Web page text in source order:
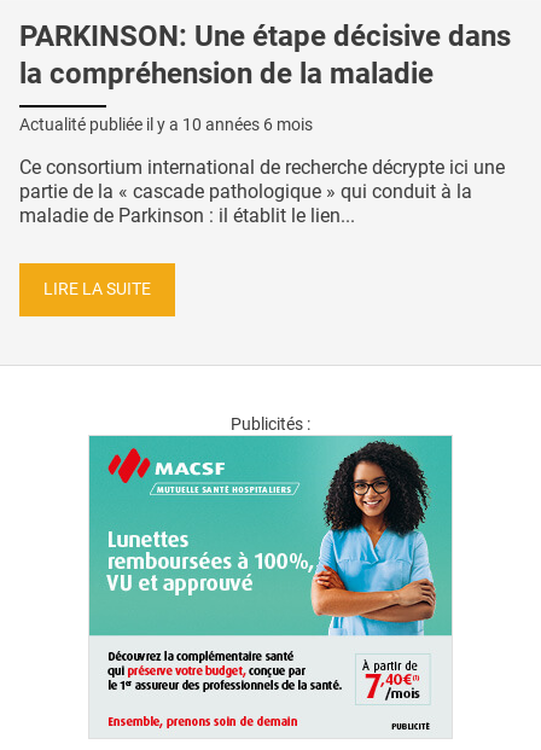
PARKINSON: Une étape décisive dans
la compréhension de la maladie
Actualité publiée il y a 10 années 6 mois
Ce consortium international de recherche décrypte ici une
partie de la « cascade pathologique » qui conduit à la
maladie de Parkinson : il établit le lien...
LIRE LA SUITE
Publicités :